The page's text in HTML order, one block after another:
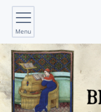
Menu